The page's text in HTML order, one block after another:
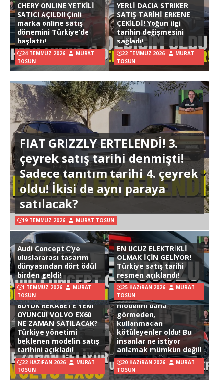
CHERY ONLINE YETKİLİ
SATICI AÇILDI! Çinli
marka online satış
dönemini Türkiye’de
başlattı!
24 TEMMUZ 2026
MURAT
TOSUN
YERLİ DACIA STRIKER
SATIŞ TARİHİ ERKENE
ÇEKİLDİ! Yoğun ilgi
tarihin değişmesini
sağladı!
22 TEMMUZ 2026
MURAT
TOSUN
FIAT GRIZZLY ERTELENDİ! 3.
çeyrek satış tarihi denmişti!
Sadece tanıtım tarihi 4. çeyrek
oldu! İkisi de aynı paraya
satılacak?
19 TEMMUZ 2026 MURAT TOSUN
Audi Concept C’ye
uluslararası tasarım
dünyasından dört ödül
birden geldi!
1 TEMMUZ 2026
MURAT
TOSUN
EN UCUZ ELEKTRİKLİ
OLMAK İÇİN GELİYOR!
Türkiye satış tarihi
resmen açıklandı!
25 HAZIRAN 2026
MURAT
TOSUN
BÜYÜK REKABETE YENİ
OYUNCU! VOLVO EX60
NE ZAMAN SATILACAK?
Türkiye yönetimi
beklenen modelin satış
tarihini açıkladı!
22 HAZIRAN 2026
MURAT
TOSUN
Hyundai Ioniq 3
modelini daha
görmeden,
kullanmadan
kötüleyenler oldu! Bu
insanlar ne istiyor
anlamak mümkün değil!
20 HAZIRAN 2026
MURAT
TOSUN